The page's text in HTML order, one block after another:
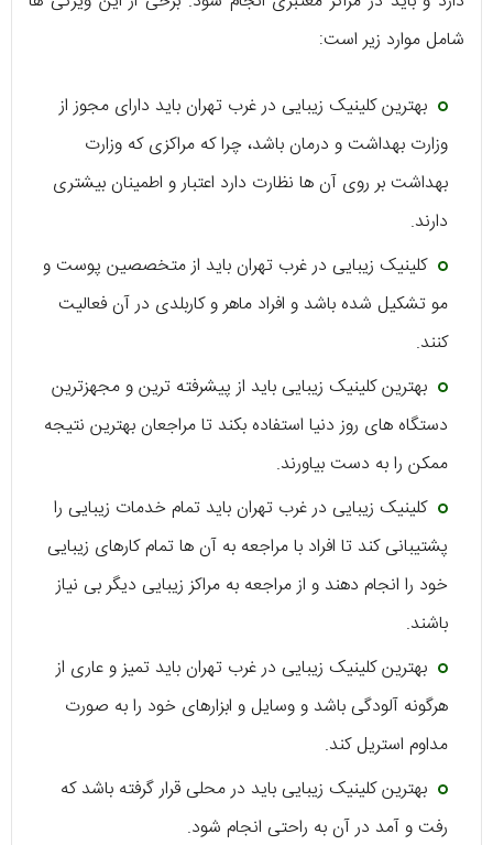
شامل موارد زیر است:
بهترین کلینیک زیبایی در غرب تهران باید دارای مجوز از
وزارت بهداشت و درمان باشد، چرا که مراکزی که وزارت
بهداشت بر روی آن ها نظارت دارد اعتبار و اطمینان بیشتری
دارند.
کلینیک زیبایی در غرب تهران باید از متخصصین پوست و
مو تشکیل شده باشد و افراد ماهر و کاربلدی در آن فعالیت
کنند.
بهترین کلینیک زیبایی باید از پیشرفته ترین و مجهزترین
دستگاه های روز دنیا استفاده بکند تا مراجعان بهترین نتیجه
ممکن را به دست بیاورند.
کلینیک زیبایی در غرب تهران باید تمام خدمات زیبایی را
پشتیبانی کند تا افراد با مراجعه به آن ها تمام کارهای زیبایی
خود را انجام دهند و از مراجعه به مراکز زیبایی دیگر بی نیاز
باشند.
بهترین کلینیک زیبایی در غرب تهران باید تمیز و عاری از
هرگونه آلودگی باشد و وسایل و ابزارهای خود را به صورت
مداوم استریل کند.
بهترین کلینیک زیبایی باید در محلی قرار گرفته باشد که
رفت و آمد در آن به راحتی انجام شود.